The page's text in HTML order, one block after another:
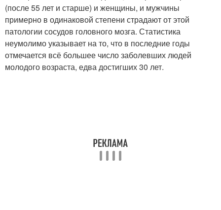
(после 55 лет и старше) и женщины, и мужчины
примерно в одинаковой степени страдают от этой
патологии сосудов головного мозга. Статистика
неумолимо указывает на то, что в последние годы
отмечается всё большее число заболевших людей
молодого возраста, едва достигших 30 лет.